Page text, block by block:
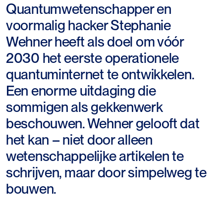
Quantumwetenschapper en
voormalig hacker Stephanie
Wehner heeft als doel om vóór
2030 het eerste operationele
quantuminternet te ontwikkelen.
Een enorme uitdaging die
sommigen als gekkenwerk
beschouwen. Wehner gelooft dat
het kan – niet door alleen
wetenschappelijke artikelen te
schrijven, maar door simpelweg te
bouwen.